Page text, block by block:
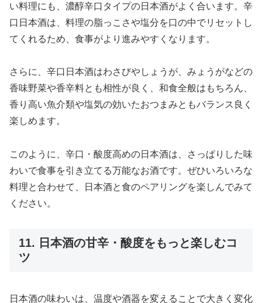
い料理にも、濃醇辛口タイプの日本酒がよく合います。辛
口日本酒は、料理の脂っこさや塩分を口の中でリセットし
てくれるため、食事がより進みやすくなります。
さらに、辛口日本酒はわさびやしょうが、みょうがなどの
香味野菜や香辛料とも相性が良く、和食全般はもちろん、
香り高い魚介類や塩気の効いたおつまみともバランス良く
楽しめます。
このように、辛口・酸度高めの日本酒は、さっぱりした味
わいで食事を引き立てる万能なお酒です。ぜひいろいろな
料理と合わせて、日本酒と食のペアリングを楽しんでみて
ください。
11. 日本酒の甘辛・酸度をもっと楽しむコ
ツ
日本酒の味わいは、温度や酒器を変えることで大きく変化